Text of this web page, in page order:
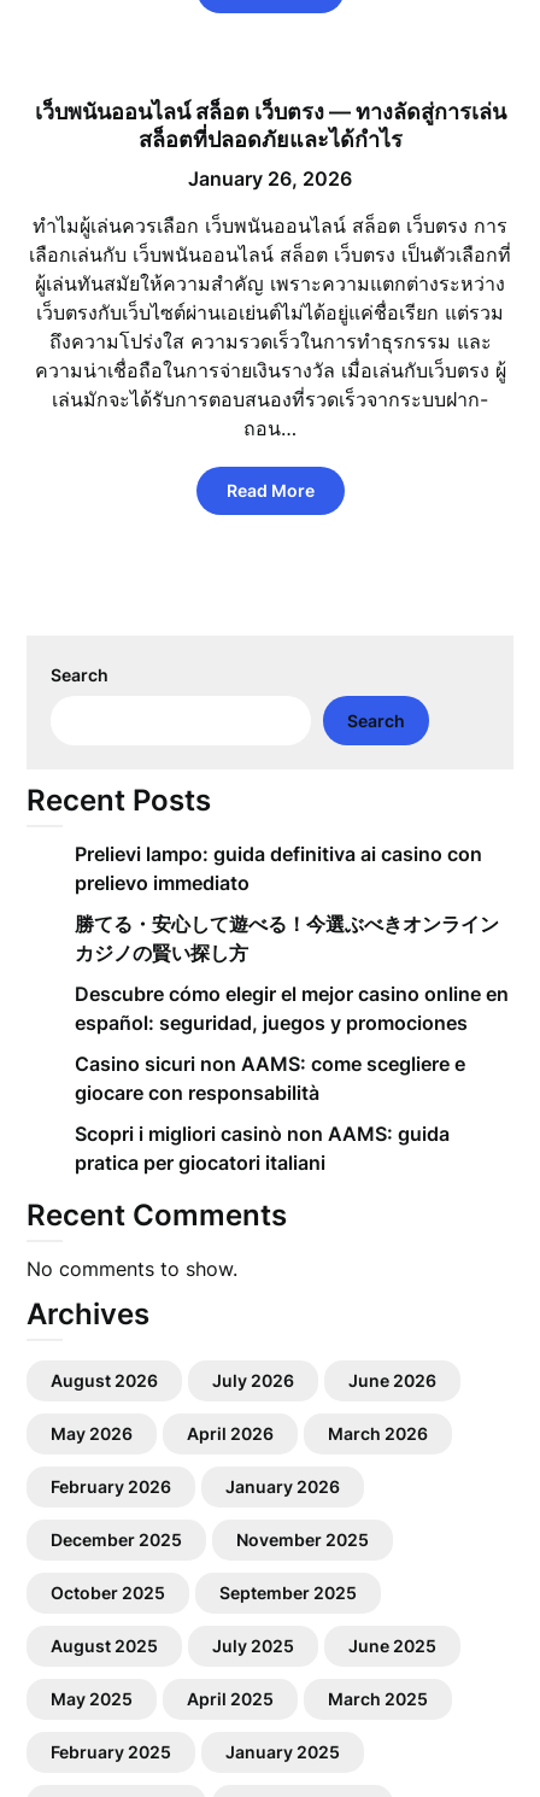
เว็บพนันออนไลน์ สล็อต เว็บตรง — ทางลัดสู่การเล่น
สล็อตที่ปลอดภัยและได้กำไร
January 26, 2026
ทำไมผู้เล่นควรเลือก เว็บพนันออนไลน์ สล็อต เว็บตรง การ
เลือกเล่นกับ เว็บพนันออนไลน์ สล็อต เว็บตรง เป็นตัวเลือกที่
ผู้เล่นทันสมัยให้ความสำคัญ เพราะความแตกต่างระหว่าง
เว็บตรงกับเว็บไซต์ผ่านเอเย่นต์ไม่ได้อยู่แค่ชื่อเรียก แต่รวม
ถึงความโปร่งใส ความรวดเร็วในการทำธุรกรรม และ
ความน่าเชื่อถือในการจ่ายเงินรางวัล เมื่อเล่นกับเว็บตรง ผู้
เล่นมักจะได้รับการตอบสนองที่รวดเร็วจากระบบฝาก-
ถอน…
Read More
Search
Search
Recent Posts
Prelievi lampo: guida definitiva ai casino con
prelievo immediato
勝てる・安心して遊べる！今選ぶべきオンライン
カジノの賢い探し方
Descubre cómo elegir el mejor casino online en
español: seguridad, juegos y promociones
Casino sicuri non AAMS: come scegliere e
giocare con responsabilità
Scopri i migliori casinò non AAMS: guida
pratica per giocatori italiani
Recent Comments
No comments to show.
Archives
August 2026 July 2026 June 2026
May 2026 April 2026 March 2026
February 2026 January 2026
December 2025 November 2025
October 2025 September 2025
August 2025 July 2025 June 2025
May 2025 April 2025 March 2025
February 2025 January 2025